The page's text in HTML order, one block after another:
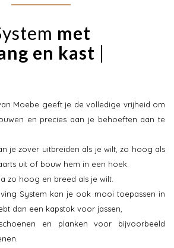
met
en kast |
Moebe geeft je de volledige vrijheid om
en precies aan je behoeften aan te
je zover uitbreiden als je wilt, zo hoog als
uit of bouw hem in een hoek.
zo hoog en breed als je wilt.
System kan je ook mooi toepassen in
dan een kapstok voor jassen,
en planken voor bijvoorbeeld